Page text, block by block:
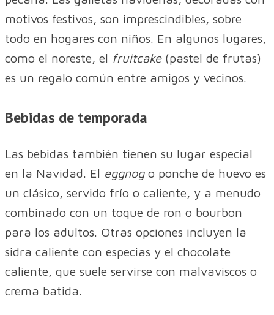
motivos festivos, son imprescindibles, sobre
todo en hogares con niños. En algunos lugares,
como el noreste, el fruitcake(pastel de frutas)
es un regalo común entre amigos y vecinos.
Bebidas de temporada
Las bebidas también tienen su lugar especial
en la Navidad. El eggnogo ponche de huevo es
un clásico, servido frío o caliente, y a menudo
combinado con un toque de ron o bourbon
para los adultos. Otras opciones incluyen la
sidra caliente con especias y el chocolate
caliente, que suele servirse con malvaviscos o
crema batida.